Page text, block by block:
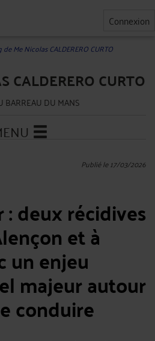
Connexion
de Me Nicolas CALDERERO CURTO
CALDERERO CURTO
BARREAU DU MANS
Publié le 17/03/2026
deux récidives
et à
un enjeu
majeur autour
conduire